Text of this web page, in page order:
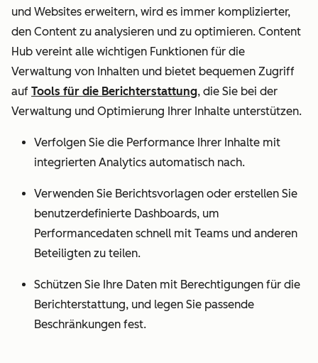
und Websites erweitern, wird es immer komplizierter,
den Content zu analysieren und zu optimieren. Content
Hub vereint alle wichtigen Funktionen für die
Verwaltung von Inhalten und bietet bequemen Zugriff
auf Tools für die Berichterstattung, die Sie bei der
Verwaltung und Optimierung Ihrer Inhalte unterstützen.
Verfolgen Sie die Performance Ihrer Inhalte mit
integrierten Analytics automatisch nach.
Verwenden Sie Berichtsvorlagen oder erstellen Sie
benutzerdefinierte Dashboards, um
Performancedaten schnell mit Teams und anderen
Beteiligten zu teilen.
Schützen Sie Ihre Daten mit Berechtigungen für die
Berichterstattung, und legen Sie passende
Beschränkungen fest.